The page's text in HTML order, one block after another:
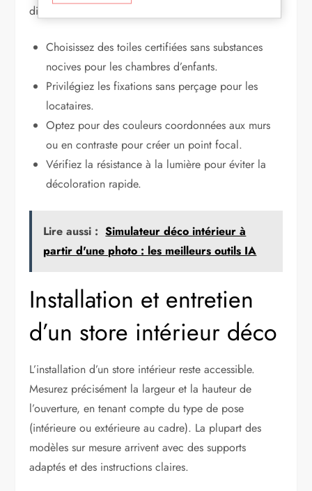
discrètement.
Choisissez des toiles certifiées sans substances
nocives pour les chambres d’enfants.
Privilégiez les fixations sans perçage pour les
locataires.
Optez pour des couleurs coordonnées aux murs
ou en contraste pour créer un point focal.
Vérifiez la résistance à la lumière pour éviter la
décoloration rapide.
Lire aussi : Simulateur déco intérieur à
partir d'une photo : les meilleurs outils IA
Installation et entretien
d’un store intérieur déco
L’installation d’un store intérieur reste accessible.
Mesurez précisément la largeur et la hauteur de
l’ouverture, en tenant compte du type de pose
(intérieure ou extérieure au cadre). La plupart des
modèles sur mesure arrivent avec des supports
adaptés et des instructions claires.